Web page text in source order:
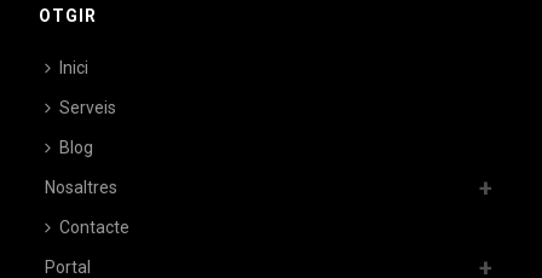
OTGIR
Inici
Serveis
Blog
Nosaltres
Contacte
Portal